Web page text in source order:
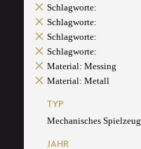
Schlagworte:
Schlagworte:
Schlagworte:
Schlagworte:
Material: Messing
Material: Metall
TYP
Mechanisches Spielzeug
JAHR